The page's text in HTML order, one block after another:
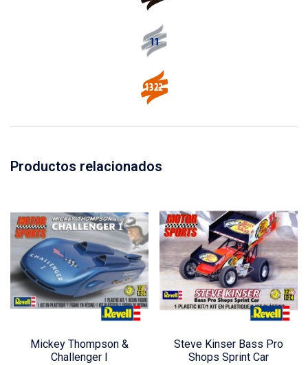
Productos relacionados
Mickey Thompson &
Challenger I
Steve Kinser Bass Pro
Shops Sprint Car